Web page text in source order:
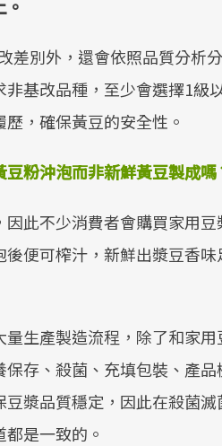
差別外，還會依照品質分析
基改品種，至少會選擇1級
，確保黃豆的安全性。
粉沖泡而非新鮮黃豆製成嗎
此不少消費者會購買家用
便可榨汁，新鮮出漿豆香
生產製造流程，除了和家
存、殺菌、充填包裝、產
漿品質穩定，因此在殺菌
是一致的。